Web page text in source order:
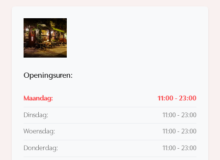
Openingsuren:
Maandag: 11:00 - 23:00
Dinsdag: 11:00 - 23:00
Woensdag: 11:00 - 23:00
Donderdag: 11:00 - 23:00